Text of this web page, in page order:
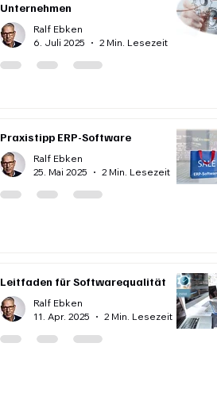
Unternehmen
Ralf Ebken
6. Juli 2025
2 Min. Lesezeit
Praxistipp ERP-Software
Ralf Ebken
25. Mai 2025
2 Min. Lesezeit
Leitfaden für Softwarequalität
Ralf Ebken
11. Apr. 2025
2 Min. Lesezeit